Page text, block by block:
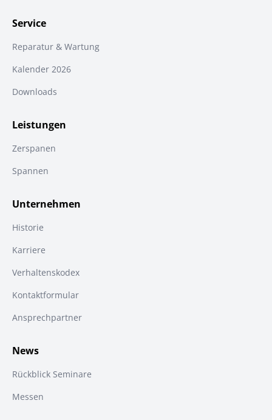
Service
Reparatur & Wartung
Kalender 2026
Downloads
Leistungen
Zerspanen
Spannen
Unternehmen
Historie
Karriere
Verhaltenskodex
Kontaktformular
Ansprechpartner
News
Rückblick Seminare
Messen